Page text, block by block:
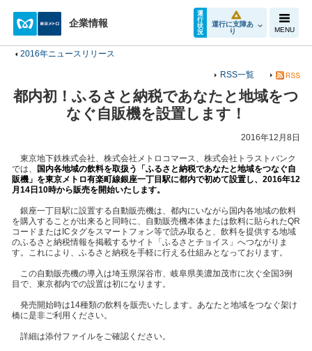
企業情報
運
行
状
況
運行に支障あ
り
MENU
2016年ニュースリリース
RSS一覧
都内初！ふるさと納税であなたと地域をつ
なぐ自販機を設置します！
2016年12月8日
東京地下鉄株式会社、株式会社メトロコマース、株式会社トラストバンク
では、
国内各地域の飲料を取扱う「ふるさと納税であなたと地域をつなぐ自
販機」を東京メトロ有楽町線銀座一丁目駅に都内で初めて設置し、2016年12
月14日10時から販売を開始いたします。
銀座一丁目駅に設置する自動販売機は、都内にいながら国内各地域の飲料
を購入することが出来ると同時に、自動販売機本体または飲料に貼られたQR
コードまたはICタグをスマートフォン等で読み取ると、飲料を提供する地域
のふるさと納税情報を掲載するサイト「ふるさとチョイス」へつながりま
す。これにより、ふるさと納税を手軽に行える仕組みとなっております。
この自動販売機の導入は埼玉県深谷市、岐阜県美濃加茂市に次ぐ全国3例
目で、東京都内での設置は初になります。
発売開始時は14種類の飲料を販売いたします。あなたと地域をつなぐ架け
橋に是非ご利用ください。
詳細は添付ファイルをご確認ください。